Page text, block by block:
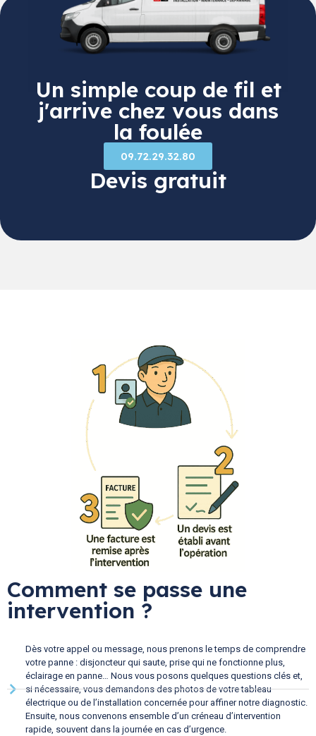
Un simple coup de fil et
j'arrive chez vous dans
la foulée
09.72.29.32.80
Devis gratuit
Comment se passe une
intervention ?
Dès votre appel ou message, nous prenons le temps de comprendre
votre panne : disjoncteur qui saute, prise qui ne fonctionne plus,
éclairage en panne… Nous vous posons quelques questions clés et,
si nécessaire, vous demandons des photos de votre tableau
électrique ou de l’installation concernée pour affiner notre diagnostic.
Ensuite, nous convenons ensemble d’un créneau d’intervention
rapide, souvent dans la journée en cas d’urgence.